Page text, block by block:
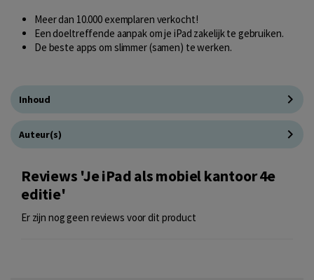
Meer dan 10.000 exemplaren verkocht!
Een doeltreffende aanpak om je iPad zakelijk te gebruiken.
De beste apps om slimmer (samen) te werken.
Inhoud
Auteur(s)
Reviews 'Je iPad als mobiel kantoor 4e
editie'
Er zijn nog geen reviews voor dit product